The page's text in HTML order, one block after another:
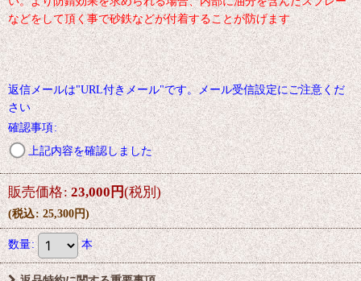
などをして頂く事で砂鉄などが付着することが防げます
返信メールは"URL付きメール"です。メール受信設定にご注意くだ
さい
確認事項:
上記内容を確認しました
販売価格: 23,000円(税別)
(税込: 25,300円)
数量: 本